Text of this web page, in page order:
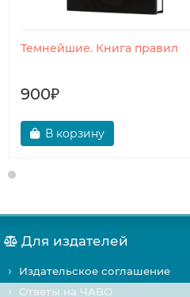
Темнейшие. Книга правил
900₽
В корзину
Для издателей
Издательское соглашение
Ответы на ЧАВО